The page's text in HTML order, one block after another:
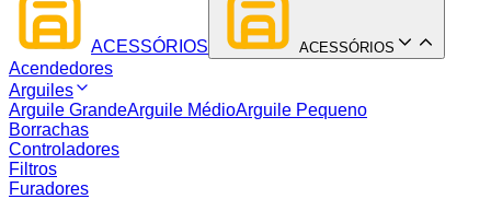
ACESSÓRIOS ACESSÓRIOS
Acendedores
Arguiles
Arguile GrandeArguile MédioArguile Pequeno
Borrachas
Controladores
Filtros
Furadores